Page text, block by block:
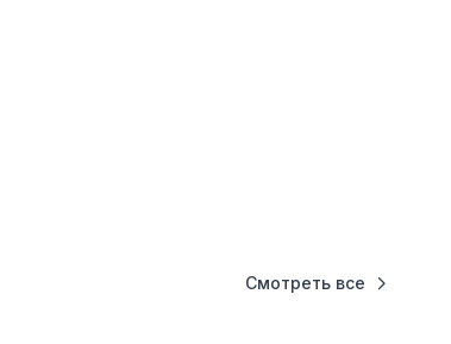
Смотреть все